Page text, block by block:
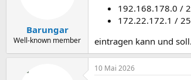
Barungar
Well-known member
192.168.178.0 /
172.22.172.1 /
eintragen kann und soll.
10 Mai 2026